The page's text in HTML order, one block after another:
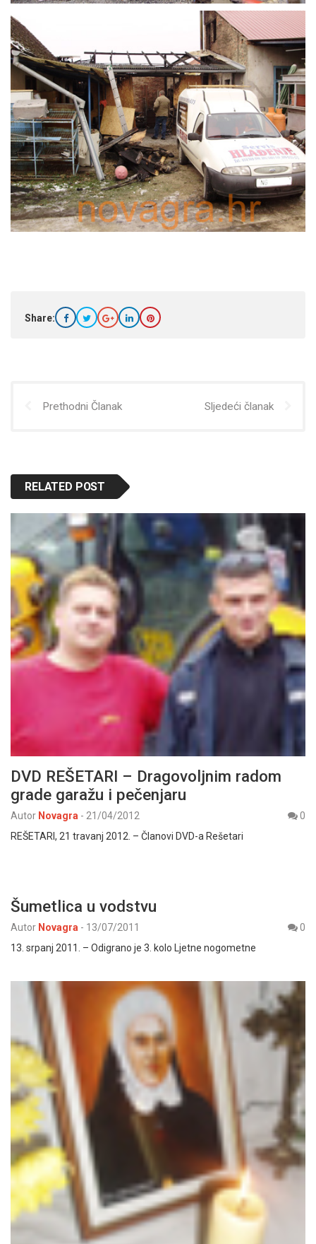
Share:
Prethodni Članak Sljedeći članak
RELATED POST
DVD REŠETARI – Dragovoljnim radom
grade garažu i pečenjaru
Autor Novagra - 21/04/2012
0
REŠETARI, 21 travanj 2012. – Članovi DVD-a Rešetari
Šumetlica u vodstvu
Autor Novagra - 13/07/2011
0
13. srpanj 2011. – Odigrano je 3. kolo Ljetne nogometne